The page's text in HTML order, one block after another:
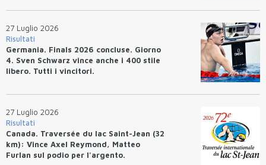
27 Luglio 2026
Risultati
Germania. Finals 2026 concluse. Giorno
4. Sven Schwarz vince anche i 400 stile
libero. Tutti i vincitori.
27 Luglio 2026
Risultati
Canada. Traversée du lac Saint-Jean (32
km): Vince Axel Reymond, Matteo
Furlan sul podio per l'argento.